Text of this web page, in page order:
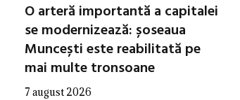
O arteră importantă a capitalei
se modernizează: șoseaua
Muncești este reabilitată pe
mai multe tronsoane
7 august 2026